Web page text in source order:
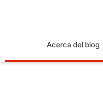
Acerca del blog